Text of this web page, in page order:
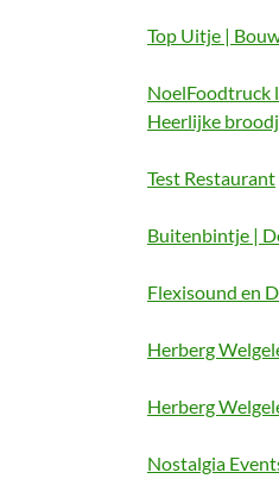
Top Uitje |
NoelFoodtruck
Heerlijke
Test Restaurant
Buitenbintje |
Flexisound en
Herberg
Herberg
Nostalgia